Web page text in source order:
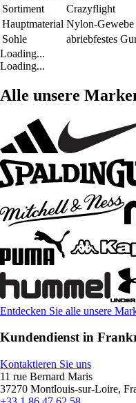
Sortiment
Crazyflight
Hauptmaterial Nylon-Gewebe
Sohle
abriebfestes
Loading...
Loading...
Alle unsere
Entdecken Sie alle unsere
Kundendienst in
Kontaktieren Sie uns
11 rue Bernard Maris
37270 Montlouis-sur-Loire,